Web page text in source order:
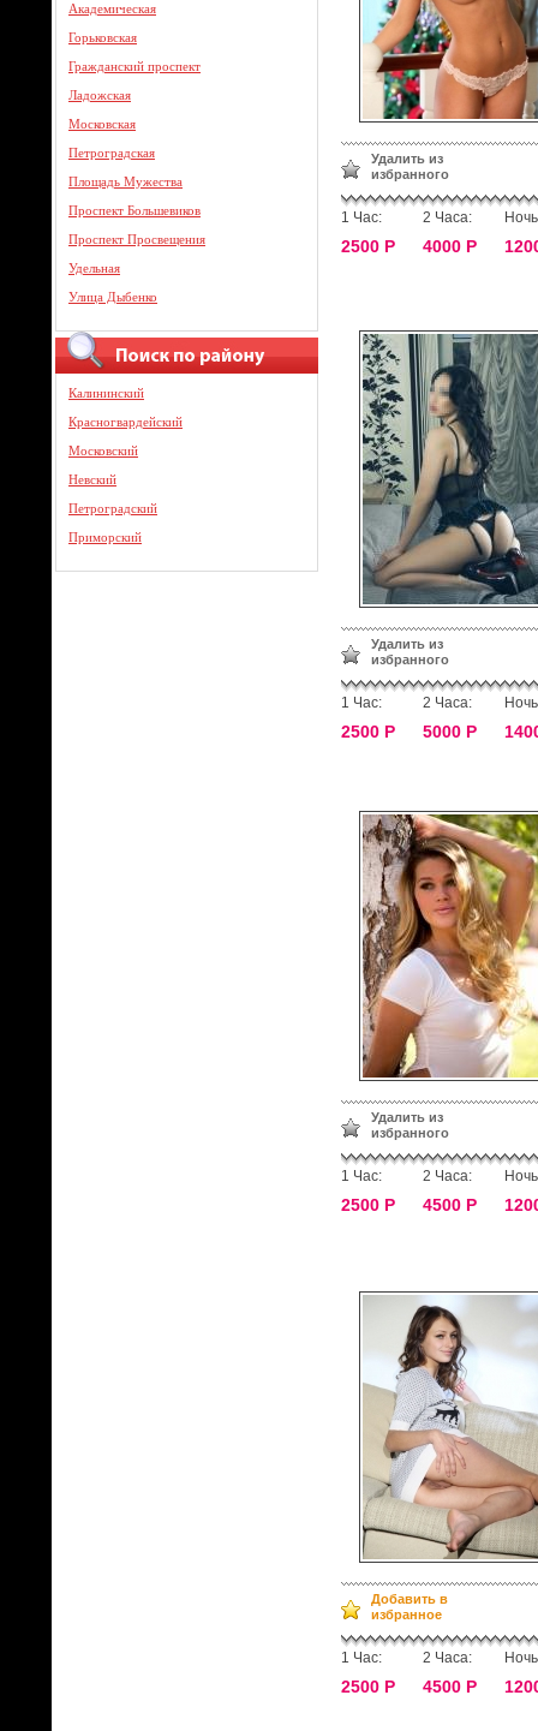
Академическая
Горьковская
Гражданский проспект
Ладожская
Московская
Петроградская
Площадь Мужества
Проспект Большевиков
Проспект Просвещения
Удельная
Улица Дыбенко
Калининский
Красногвардейский
Московский
Невский
Петроградский
Приморский
Удалить из
избранного
1 Час:
2500 Р
2 Часа:
4000 Р
Удалить из
избранного
1 Час:
2500 Р
2 Часа:
5000 Р
Удалить из
избранного
1 Час:
2500 Р
2 Часа:
4500 Р
Добавить в
избранное
1 Час:
2500 Р
2 Часа:
4500 Р